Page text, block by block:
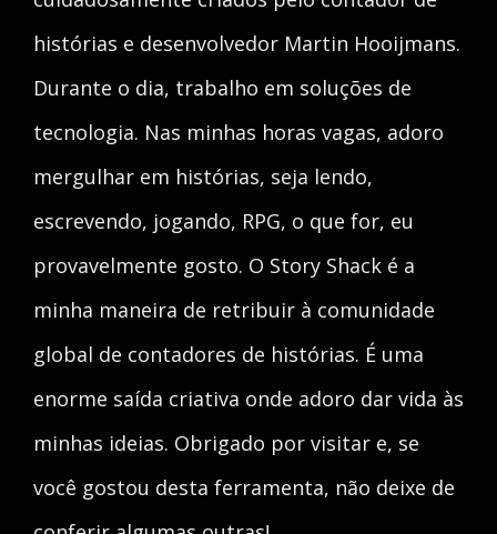
histórias e desenvolvedor Martin Hooijmans.
Durante o dia, trabalho em soluções de
tecnologia. Nas minhas horas vagas, adoro
mergulhar em histórias, seja lendo,
escrevendo, jogando, RPG, o que for, eu
provavelmente gosto. O Story Shack é a
minha maneira de retribuir à comunidade
global de contadores de histórias. É uma
enorme saída criativa onde adoro dar vida às
minhas ideias. Obrigado por visitar e, se
você gostou desta ferramenta, não deixe de